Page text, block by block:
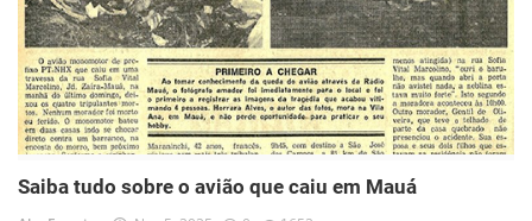
Saiba tudo sobre o avião que caiu em Mauá